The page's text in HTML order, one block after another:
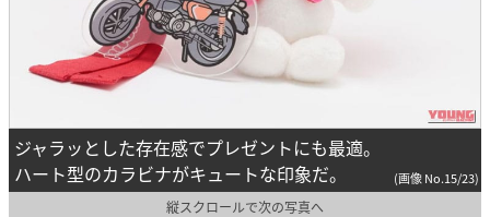
ジャラッとした存在感でプレゼントにも最適。
ハート型のカラビナがキュートな印象だ。
(画像 No.15/23)
縦スクロールで次の写真へ